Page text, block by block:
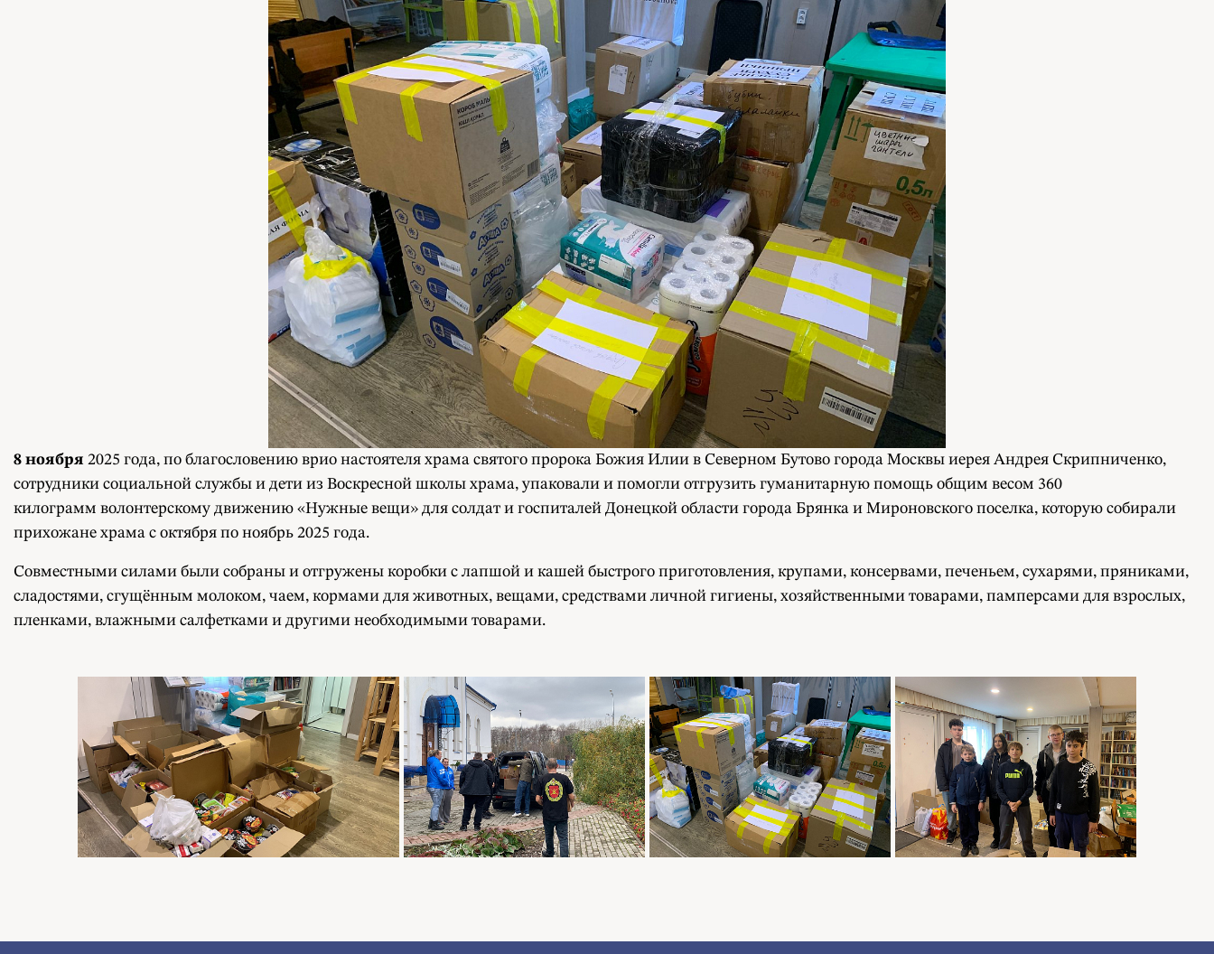
8 ноября 2025 года, по благословению врио настоятеля храма святого пророка Божия Илии в Северном Бутово города Москвы иерея Андрея Скрипниченко,
сотрудники социальной службы и дети из Воскресной школы храма, упаковали и помогли отгрузить гуманитарную помощь общим весом 360
килограмм волонтерскому движению «Нужные вещи» для солдат и госпиталей Донецкой области города Брянка и Мироновского поселка, которую собирали
прихожане храма с октября по ноябрь 2025 года.
Совместными силами были собраны и отгружены коробки с лапшой и кашей быстрого приготовления, крупами, консервами, печеньем, сухарями, пряниками,
сладостями, сгущённым молоком, чаем, кормами для животных, вещами, средствами личной гигиены, хозяйственными товарами, памперсами для взрослых,
пленками, влажными салфетками и другими необходимыми товарами.